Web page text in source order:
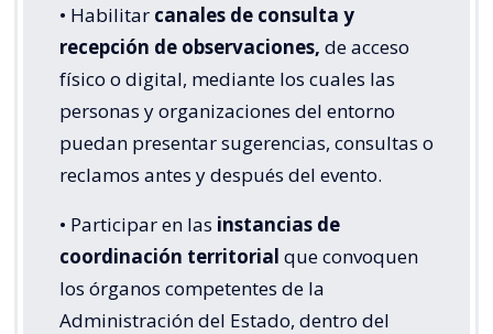
• Habilitar canales de consulta y
recepción de observaciones, de acceso
físico o digital, mediante los cuales las
personas y organizaciones del entorno
puedan presentar sugerencias, consultas o
reclamos antes y después del evento.
• Participar en las instancias de
coordinación territorial que convoquen
los órganos competentes de la
Administración del Estado, dentro del